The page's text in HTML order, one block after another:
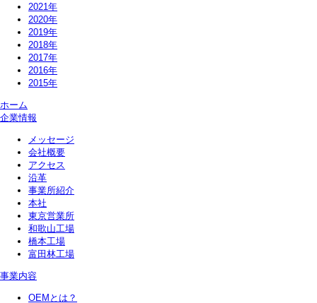
2021年
2020年
2019年
2018年
2017年
2016年
2015年
ホーム
企業情報
メッセージ
会社概要
アクセス
沿革
事業所紹介
本社
東京営業所
和歌山工場
橋本工場
富田林工場
事業内容
OEMとは？